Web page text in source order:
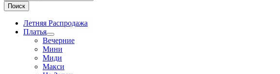
Поиск
Летняя Распродажа
Платья
Вечерние
Мини
Миди
Макси